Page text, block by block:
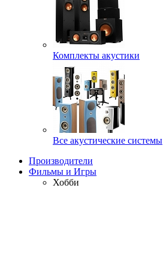
Комплекты акустики
Все акустические системы
Производители
Фильмы и Игры
Хобби